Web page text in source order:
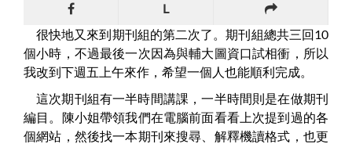
L
很快地又來到期刊組的第二次了。期刊組總共三回10
個小時，不過最後一次因為與輔大圖資口試相衝，所以
我改到下週五上午來作，希望一個人也能順利完成。
這次期刊組有一半時間講課，一半時間則是在做期刊
編目。陳小姐帶領我們在電腦前面看看上次提到過的各
個網站，然後找一本期刊來搜尋、解釋機讀格式，也更